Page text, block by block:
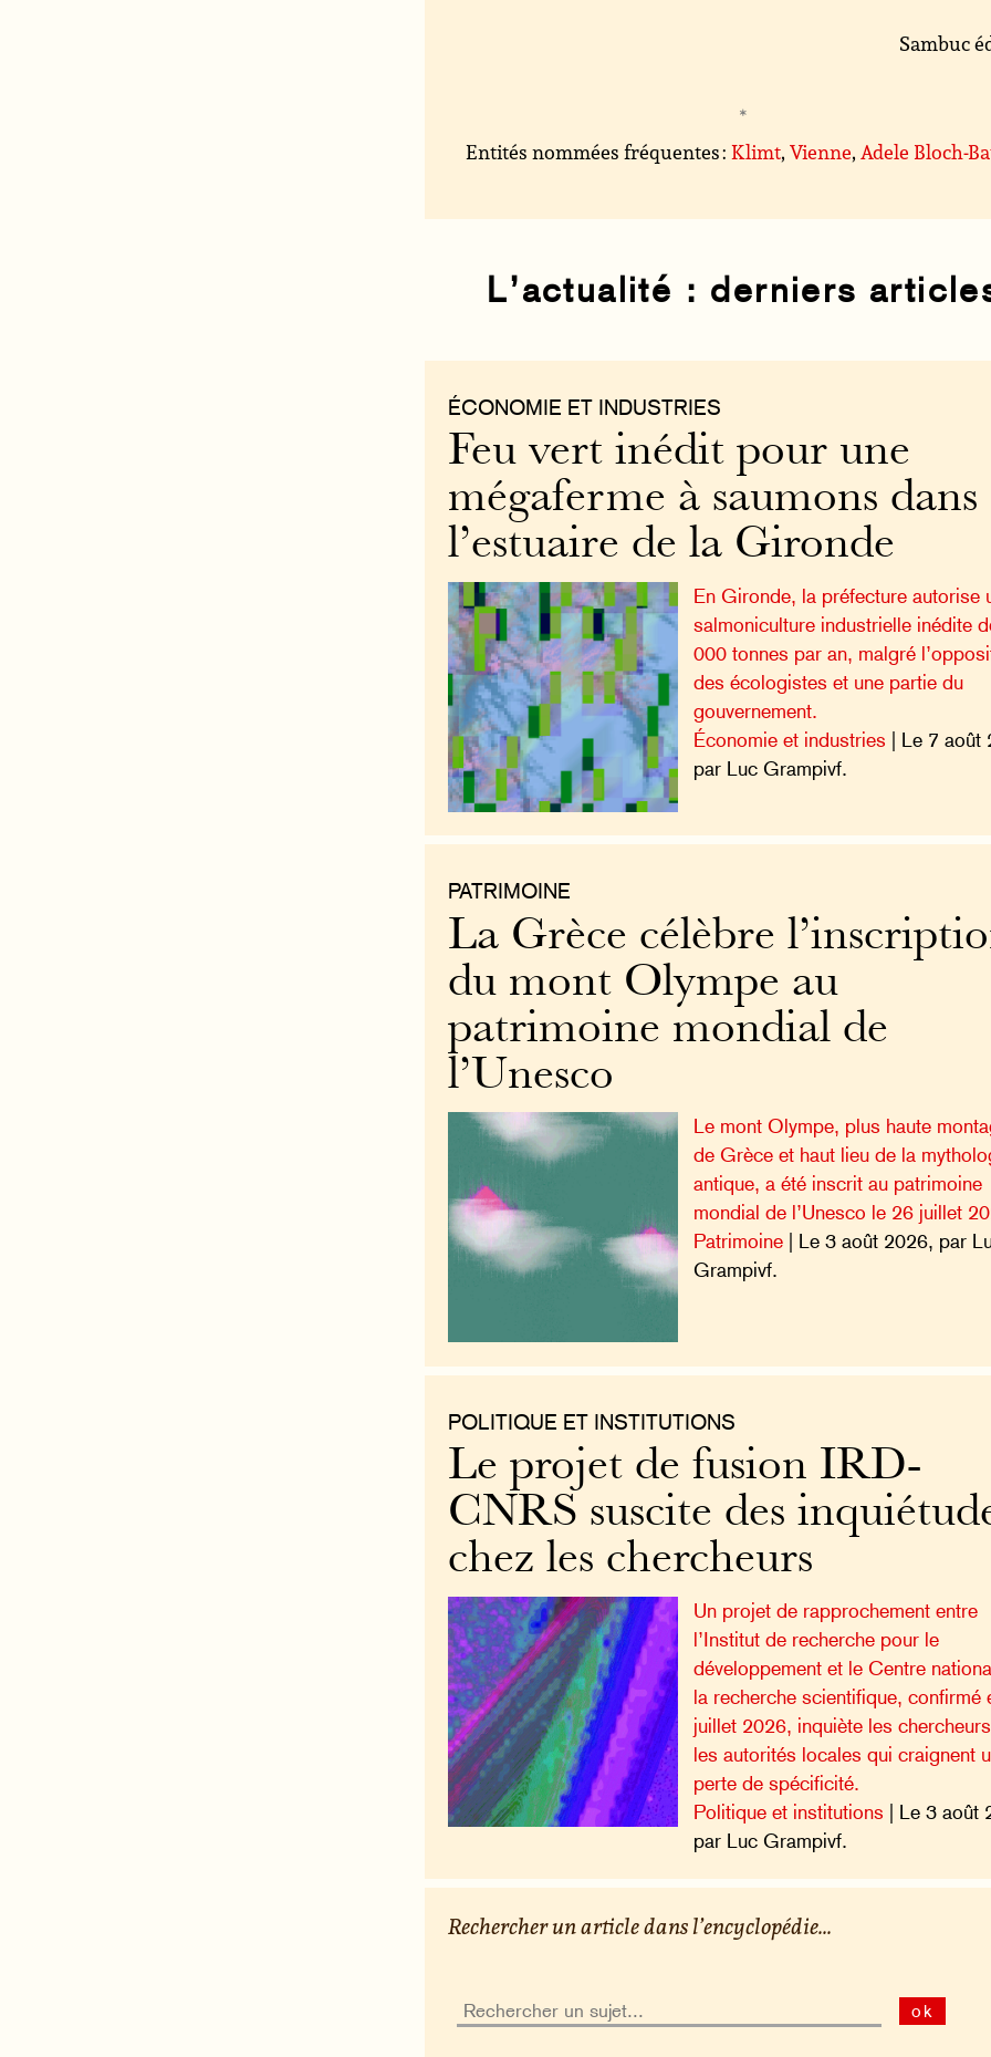
Sambuc
Entités nommées fréquentes :Klimt,Vienne,Adele Bloch-
L’actualité : derniers
ÉCONOMIE ET INDUSTRIES
Feu vert inédit pour une
mégaferme à saumons dans
l’estuaire de la Gironde
En Gironde, la préfecture autorise
salmoniculture industrielle inédite
000 tonnes par an, malgré
des écologistes et une partie du
gouvernement.
Économie et industries | Le 7 août
par Luc Grampivf.
PATRIMOINE
La Grèce célèbre
du mont Olympe au
patrimoine mondial de
l’Unesco
Le mont Olympe, plus haute
de Grèce et haut lieu de la
antique, a été inscrit au patrimoine
mondial de l’Unesco le 26 juillet
Patrimoine| Le 3 août 2026, par
Grampivf.
POLITIQUE ET INSTITUTIONS
Le projet de fusion IRD-
CNRS suscite des
chez les chercheurs
Un projet de rapprochement entre
l’Institut de recherche pour le
développement et le Centre
la recherche scientifique, confirmé
juillet 2026, inquiète les
les autorités locales qui craignent
perte de spécificité.
Politique et institutions | Le 3 août
par Luc Grampivf.
Rechercher un article dans l’encyclopédie...
ok